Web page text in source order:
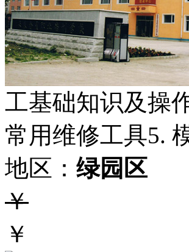
工基础知识及操
常用维修工具5.
地区： 绿园区
￥
￥